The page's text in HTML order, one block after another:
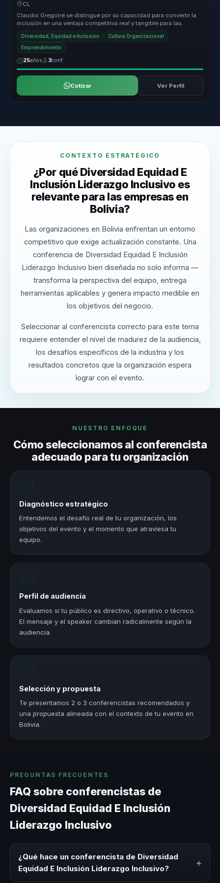
organizaciones.
CL
Claudio Gregoire se distingue por su capacidad para convertir la
inclusión en una ventaja competitiva real y tangible para las
organizaci...
Diversidad, Equidad e Inclusión Cultura Organizacional
Emprendimiento
25años 3conf.
Cotizar Ver Perfil
CONTEXTO ESTRATÉGICO
¿Por qué Diversidad Equidad E
Inclusión Liderazgo Inclusivo es
relevante para las empresas en
Bolivia?
Las organizaciones en Bolivia enfrentan un entorno
competitivo que exige actualización constante. Una
conferencia de Diversidad Equidad E Inclusión
Liderazgo Inclusivo bien diseñada no solo informa —
transforma la perspectiva del equipo, entrega
herramientas aplicables y genera impacto medible en
los objetivos del negocio.
Seleccionar al conferencista correcto para este tema
requiere entender el nivel de madurez de la audiencia,
los desafíos específicos de la industria y los
resultados concretos que la organización espera
lograr con el evento.
NUESTRO ENFOQUE
Cómo seleccionamos al conferencista
adecuado para tu organización
Diagnóstico estratégico
Entendemos el desafío real de tu organización, los
objetivos del evento y el momento que atraviesa tu
equipo.
Perfil de audiencia
Evaluamos si tu público es directivo, operativo o técnico.
El mensaje y el speaker cambian radicalmente según la
audiencia.
Selección y propuesta
Te presentamos 2 o 3 conferencistas recomendados y
una propuesta alineada con el contexto de tu evento en
Bolivia.
PREGUNTAS FRECUENTES
FAQ sobre conferencistas de
Diversidad Equidad E Inclusión
Liderazgo Inclusivo
¿Qué hace un conferencista de Diversidad
Equidad E Inclusión Liderazgo Inclusivo?
+